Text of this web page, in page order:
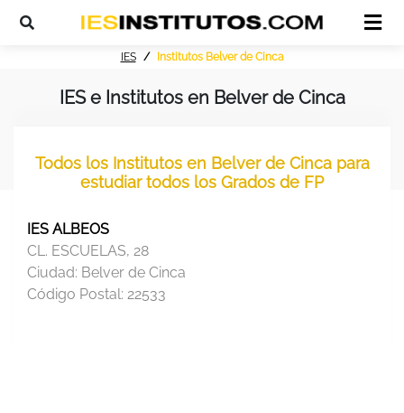
IES Institutos Belver de Cinca
IES e Institutos en Belver de Cinca
Todos los Institutos en Belver de Cinca para
estudiar todos los Grados de FP
IES ALBEOS
CL. ESCUELAS, 28
Ciudad: Belver de Cinca
Código Postal: 22533